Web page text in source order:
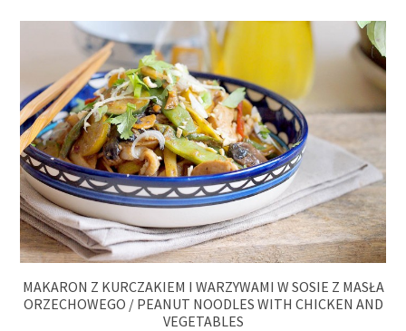
MAKARON Z KURCZAKIEM I WARZYWAMI W SOSIE Z MASŁA
ORZECHOWEGO / PEANUT NOODLES WITH CHICKEN AND
VEGETABLES